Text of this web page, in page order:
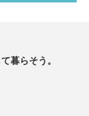
暮らそう。